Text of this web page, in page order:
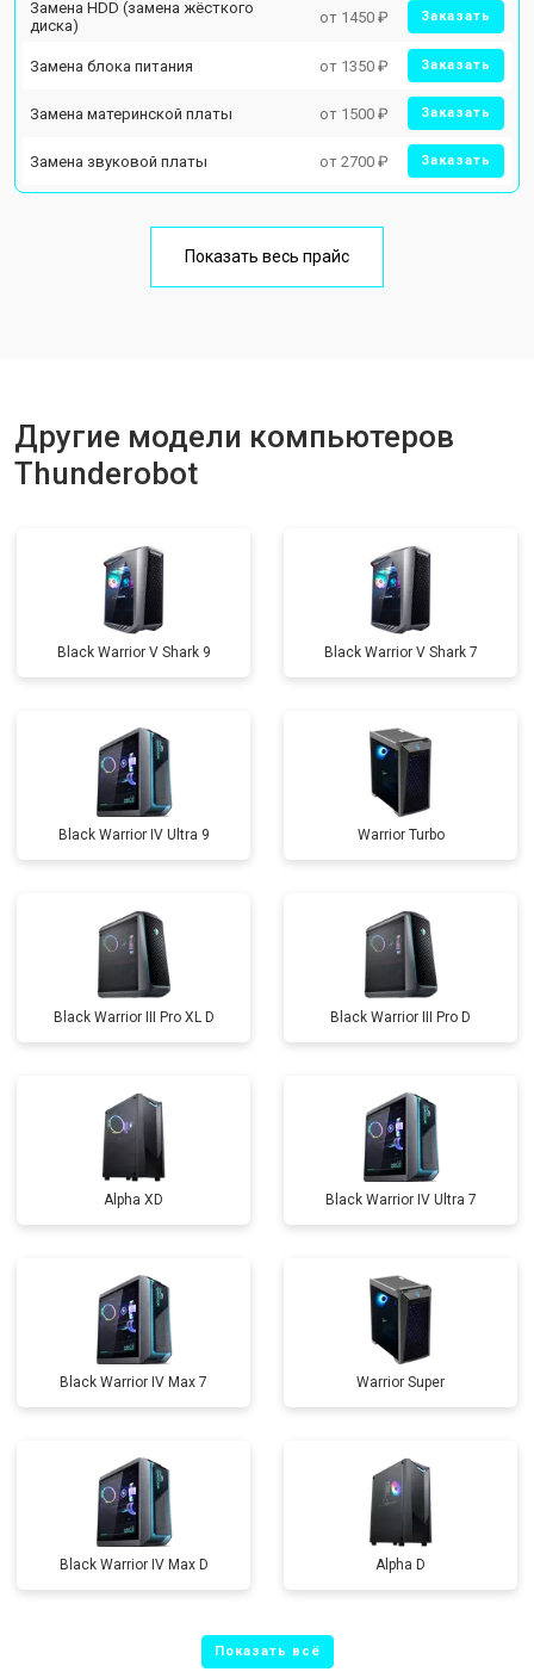
Замена HDD (замена жёсткого
диска)
от 1450 ₽ Заказать
Замена блока питания от 1350 ₽ Заказать
Замена материнской платы от 1500 ₽ Заказать
Замена звуковой платы от 2700 ₽ Заказать
Показать весь прайс
Другие модели компьютеров
Thunderobot
Black Warrior V Shark 9 Black Warrior V Shark 7
Black Warrior IV Ultra 9 Warrior Turbo
Black Warrior III Pro XL D Black Warrior III Pro D
Alpha XD Black Warrior IV Ultra 7
Black Warrior IV Max 7 Warrior Super
Black Warrior IV Max D Alpha D